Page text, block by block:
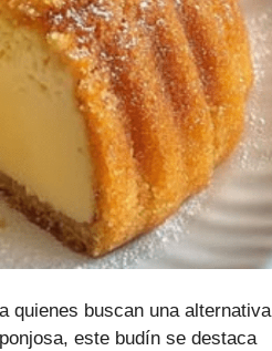
quienes buscan una alternativa
este budín se destaca